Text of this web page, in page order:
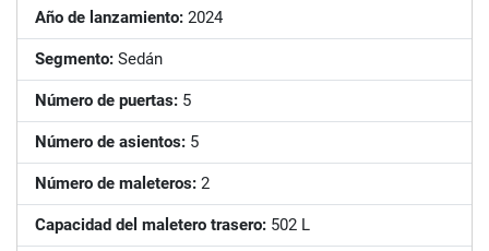
Año de lanzamiento: 2024
Segmento: Sedán
Número de puertas: 5
Número de asientos: 5
Número de maleteros: 2
Capacidad del maletero trasero: 502 L